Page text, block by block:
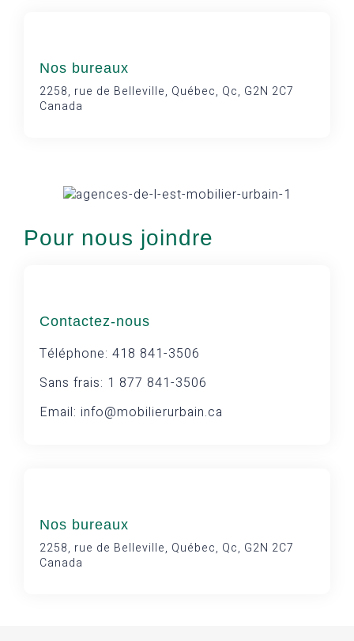
Nos bureaux
2258, rue de Belleville, Québec, Qc, G2N 2C7
Canada
Pour nous joindre
Contactez-nous
Téléphone: 418 841-3506
Sans frais: 1 877 841-3506
Email: info@mobilierurbain.ca
Nos bureaux
2258, rue de Belleville, Québec, Qc, G2N 2C7
Canada